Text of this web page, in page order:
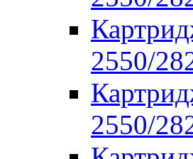
2550/
2550/